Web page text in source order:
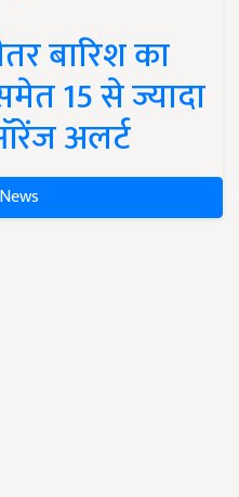
बारिश का
15 से ज्यादा
अलर्ट